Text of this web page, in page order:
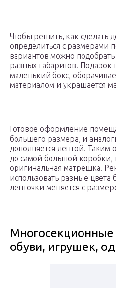
Чтобы решить, как сделать
определиться с размерами
вариантов можно
разных габаритов. Подарок
маленький бокс,
материалом и украшается
Готовое оформление
большего размера, и
дополняется лентой. Таким
до самой большой коробки,
оригинальная матрешка.
использовать разные цвета
ленточки меняется с
Многосекционные
обуви, игрушек,